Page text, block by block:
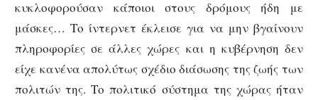
κυκλοφορούσαν κάποιοι στους δρόμους ήδη με
μάσκες… Το ίντερνετ έκλεισε για να μην βγαίνουν
πληροφορίες σε άλλες χώρες και η κυβέρνηση δεν
είχε κανένα απολύτως σχέδιο διάσωσης της ζωής των
πολιτών της. Το πολιτικό σύστημα της χώρας ήταν